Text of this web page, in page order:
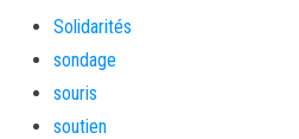
Solidarités
sondage
souris
soutien